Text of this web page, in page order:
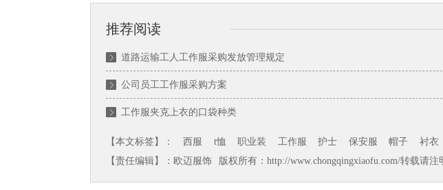
推荐阅读
道路运输工人工作服采购发放管理规定
公司员工工作服采购方案
工作服夹克上衣的口袋种类
【本文标签】： 西服 t恤 职业装 工作服 护士 保安服 帽子
衬衣
【责任编辑】：欧迈服饰 版权所有：http://www.chongqingxiaofu.com/转载请注